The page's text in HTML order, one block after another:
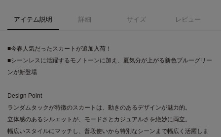
アイテム説明 詳細 サイズ レビュー
■今春人気だったスカートが追加入荷！
■シーンレスに活躍するモノトーンに加え、夏気分が上がる新色ブルーグリー
ンが新登場
Design Point
ランダムタックが特徴のスカートは、動きのあるデザインが魅力的。
立体感のあるシルエットが、モードさとカジュアルさを絶妙に両立。
幅広いスタイルにマッチし、普段使いから特別なシーンまで幅広く活躍しま